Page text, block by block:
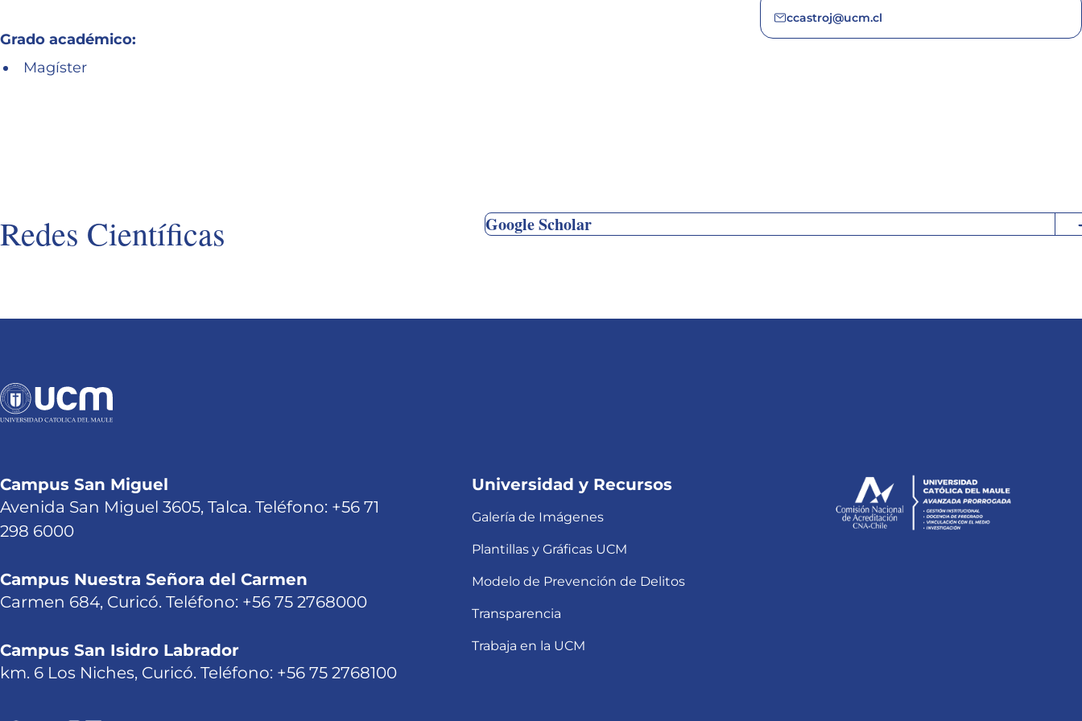
Grado académico:
Magíster
ccastroj@ucm.cl
Redes Científicas Google Scholar
Campus San Miguel
Avenida San Miguel 3605, Talca. Teléfono: +56 71
298 6000
Campus Nuestra Señora del Carmen
Carmen 684, Curicó. Teléfono: +56 75 2768000
Campus San Isidro Labrador
km. 6 Los Niches, Curicó. Teléfono: +56 75 2768100
Universidad y Recursos
Galería de Imágenes
Plantillas y Gráficas UCM
Modelo de Prevención de Delitos
Transparencia
Trabaja en la UCM